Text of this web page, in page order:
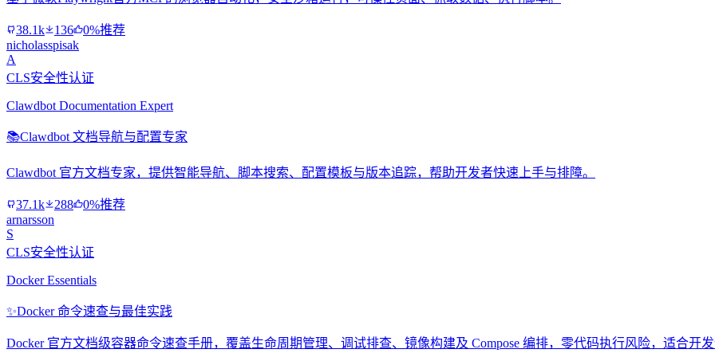
38.1k 136
0%推荐
nicholasspisak
A
CLS安全性认证
Clawdbot Documentation Expert
📚Clawdbot 文档导航与配置专家
Clawdbot 官方文档专家，提供智能导航、脚本搜索、配置模板与版本追踪，帮助开发者快速上手与排障。
37.1k 288
0%推荐
arnarsson
S
CLS安全性认证
Docker Essentials
✨Docker 命令速查与最佳实践
Docker 官方文档级容器命令速查手册，覆盖生命周期管理、调试排查、镜像构建及 Compose 编排，零代码执行风险，适合开发